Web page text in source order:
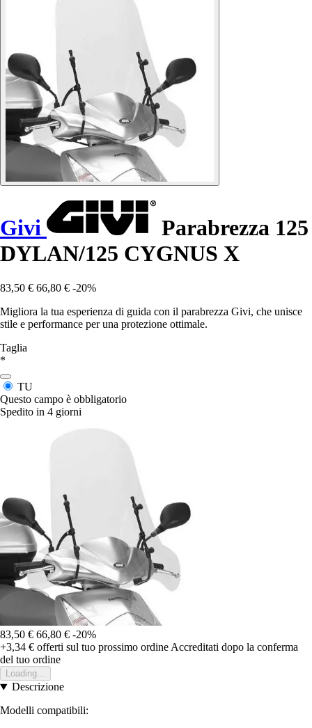
Givi
Parabrezza 125
DYLAN/125 CYGNUS X
83,50 € 66,80 € -20%
Migliora la tua esperienza di guida con il parabrezza Givi, che unisce
stile e performance per una protezione ottimale.
Taglia
*
TU
Questo campo è obbligatorio
Spedito in 4 giorni
83,50 € 66,80 € -20%
+3,34 € offerti sul tuo prossimo ordineAccreditati dopo la conferma
del tuo ordine
Loading...
Descrizione
Modelli compatibili: